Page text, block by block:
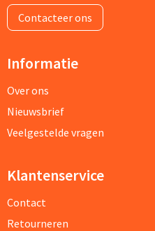
Contacteer ons
Informatie
Over ons
Nieuwsbrief
Veelgestelde vragen
Klantenservice
Contact
Retourneren